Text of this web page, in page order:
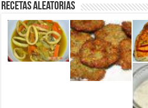
Recetas aleatorias